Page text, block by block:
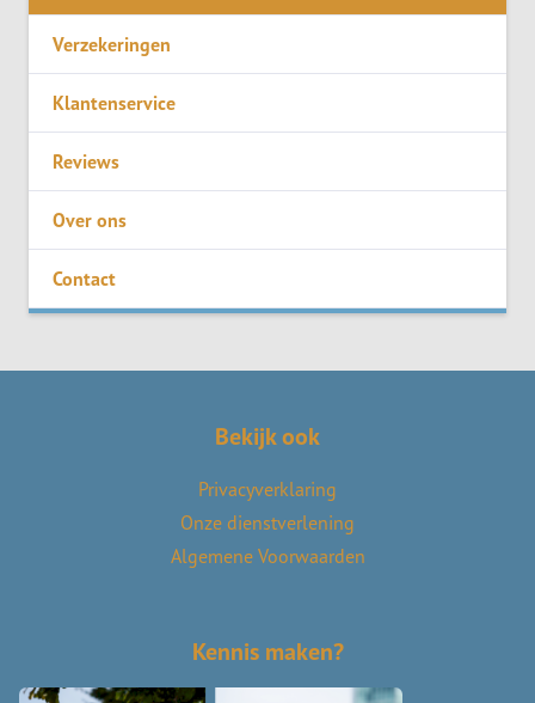
Verzekeringen
Klantenservice
Reviews
Over ons
Contact
Bekijk ook
Privacyverklaring
Onze dienstverlening
Algemene Voorwaarden
Kennis maken?